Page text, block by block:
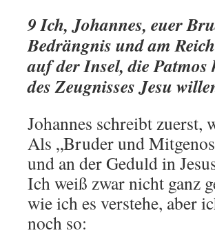
9 Ich, Johannes, euer
Bedrängnis und am
auf der Insel, die Patmos
des Zeugnisses Jesu
Johannes schreibt zuerst,
Als „Bruder und
und an der Geduld in
Ich weiß zwar nicht ganz
wie ich es verstehe, aber
noch so: